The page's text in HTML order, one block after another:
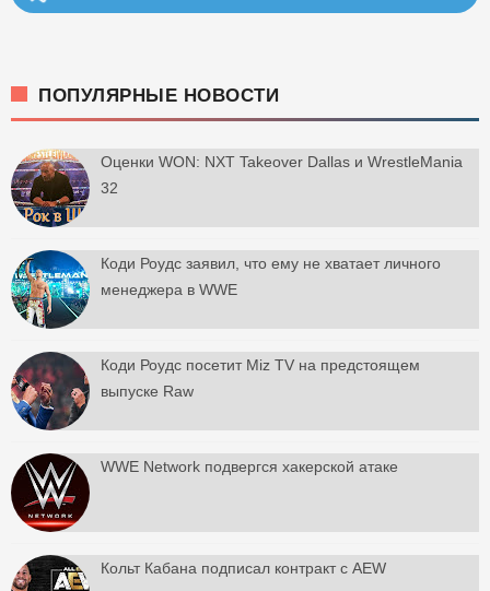
ПОПУЛЯРНЫЕ НОВОСТИ
Оценки WON: NXT Takeover Dallas и WrestleMania
32
Коди Роудс заявил, что ему не хватает личного
менеджера в WWE
Коди Роудс посетит Miz TV на предстоящем
выпуске Raw
WWE Network подвергся хакерской атаке
Кольт Кабана подписал контракт с AEW